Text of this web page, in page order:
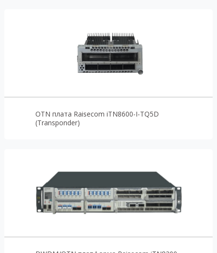
OTN плата Raisecom iTN8600-I-TQ5D
(Transponder)